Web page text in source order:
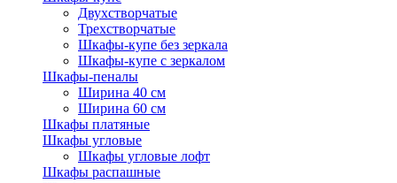
Двухстворчатые
Трехстворчатые
Шкафы-купе без зеркала
Шкафы-купе с зеркалом
Шкафы-пеналы
Ширина 40 см
Ширина 60 см
Шкафы платяные
Шкафы угловые
Шкафы угловые лофт
Шкафы распашные